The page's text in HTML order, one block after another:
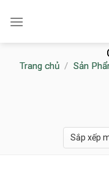
Trang chủ / Sản